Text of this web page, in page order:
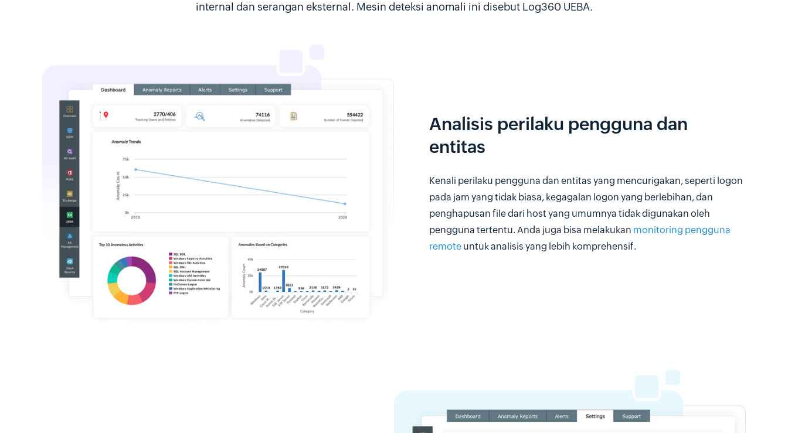
internal dan serangan eksternal. Mesin deteksi anomali ini disebut Log360 UEBA.
Analisis perilaku pengguna dan
entitas
Kenali perilaku pengguna dan entitas yang mencurigakan, seperti logon
pada jam yang tidak biasa, kegagalan logon yang berlebihan, dan
penghapusan file dari host yang umumnya tidak digunakan oleh
pengguna tertentu. Anda juga bisa melakukan monitoring pengguna
remote untuk analisis yang lebih komprehensif.